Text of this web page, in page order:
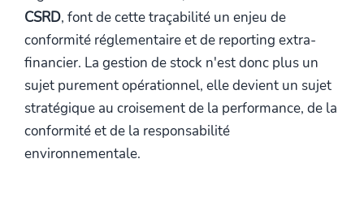
CSRD, font de cette traçabilité un enjeu de
conformité réglementaire et de reporting extra-
financier. La gestion de stock n'est donc plus un
sujet purement opérationnel, elle devient un sujet
stratégique au croisement de la performance, de la
conformité et de la responsabilité
environnementale.